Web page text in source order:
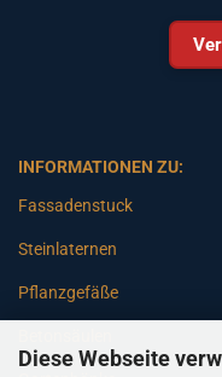
Diese Webseite
INFORMATIONEN ZU:
Fassadenstuck
Steinlaternen
Pflanzgefäße